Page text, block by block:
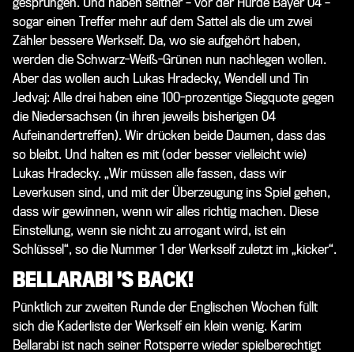
sogar einen Treffer mehr auf dem Sattel als die um zwei
Zähler bessere Werkself. Da, wo sie aufgehört haben,
werden die Schwarz-Weiß-Grünen nun nachlegen wollen.
Aber das wollen auch Lukas Hradecky, Wendell und Tin
Jedvaj: Alle drei haben eine 100-prozentige Siegquote gegen
die Niedersachsen (in ihren jeweils bisherigen 04
Aufeinandertreffen). Wir drücken beide Daumen, dass das
so bleibt. Und halten es mit (oder besser vielleicht wie)
Lukas Hradecky. „Wir müssen alle fassen, dass wir
Leverkusen sind, und mit der Überzeugung ins Spiel gehen,
dass wir gewinnen, wenn wir alles richtig machen. Diese
Einstellung, wenn sie nicht zu arrogant wird, ist ein
Schlüssel“, so die Nummer 1 der Werkself zuletzt im „kicker“.
BELLARABI ’S BACK!
Pünktlich zur zweiten Runde der Englischen Wochen füllt
sich die Kaderliste der Werkself ein klein wenig. Karim
Bellarabi ist nach seiner Rotsperre wieder spielberechtigt